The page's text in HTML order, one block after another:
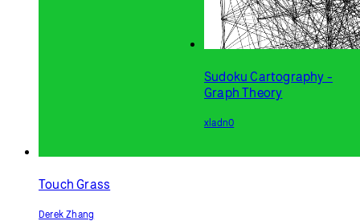
Touch Grass
Derek Zhang
Sudoku Cartography -
Graph Theory
xladn0